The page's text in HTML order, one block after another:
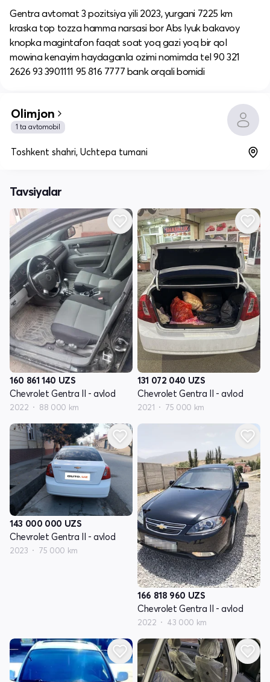
Gentra avtomat 3 pozitsiya yili 2023, yurgani 7225 km
kraska top tozza hamma narsasi bor Abs lyuk bakavoy
knopka magintafon faqat soat yoq gazi yoq bir qol
mowina kenayim haydaganla ozimi nomimda tel 90 321
2626 93 3901111 95 816 7777 bank orqali bomidi
Olimjon
1 ta avtomobil
Toshkent shahri, Uchtepa tumani
Tavsiyalar
160 861 140 UZS
Chevrolet Gentra II - avlod
2022 88 000 km
131 072 040 UZS
Chevrolet Gentra II - avlod
2021 75 000 km
143 000 000 UZS
Chevrolet Gentra II - avlod
2023 75 000 km
166 818 960 UZS
Chevrolet Gentra II - avlod
2022 43 000 km